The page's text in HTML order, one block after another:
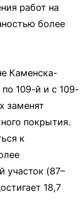
работ на
более
Каменска-
по 109-й и с 109-
заменят
покрытия.
к
участок (87–
18,7